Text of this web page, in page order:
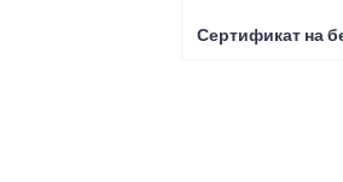
Сертификат на